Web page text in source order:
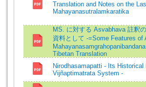
Translation and Notes on the
Mahayanasutralamkaratika
MS. に対する Asvabhava 註釈
資料として -=Some Features of
Tibetan Translation
Nirodhasamapatti - Its Historical
Vijñaptimatrata System -